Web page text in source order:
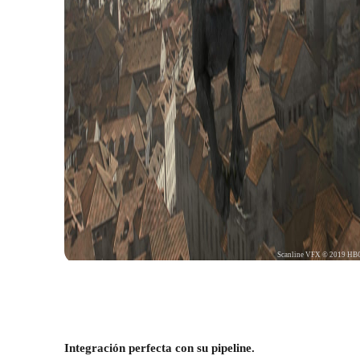
Scanline VFX © 2019
Integración perfecta con su pipeline.